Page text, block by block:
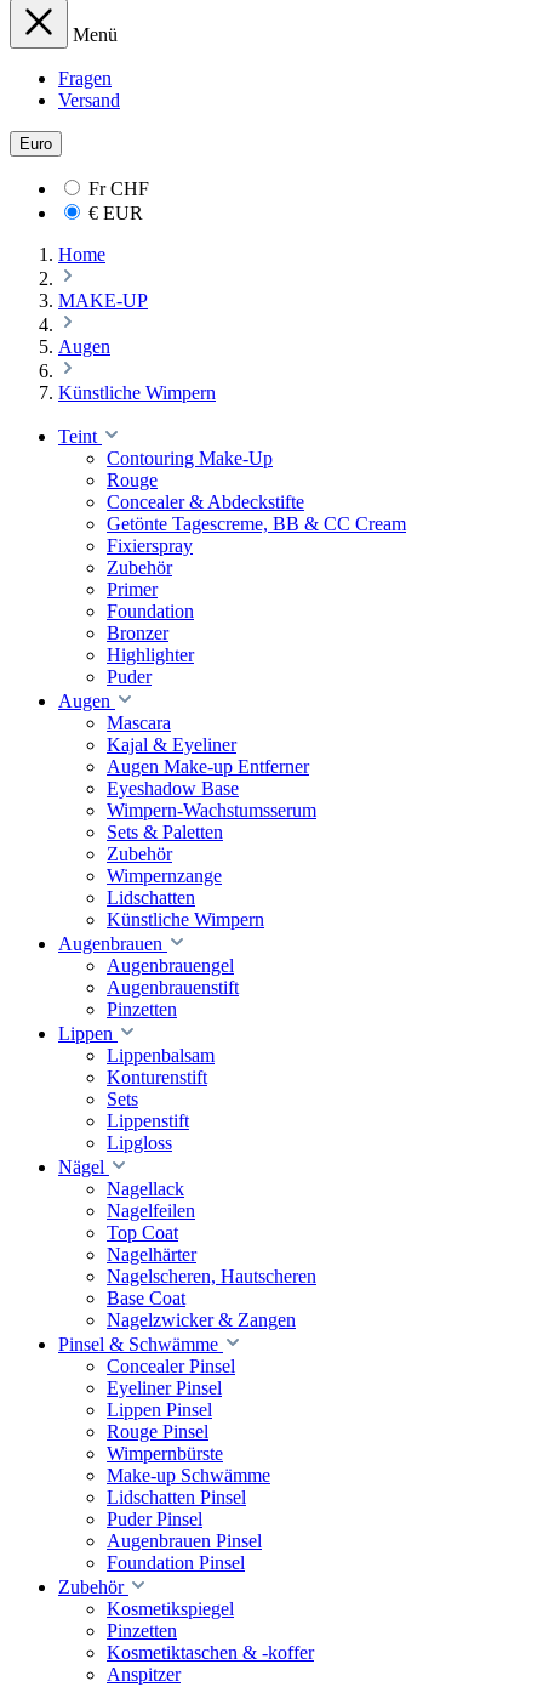
Menü
Fragen
Versand
Euro
FrCHF
€ EUR
Home
MAKE-UP
Augen
Künstliche Wimpern
Teint
Contouring Make-Up
Rouge
Concealer & Abdeckstifte
Getönte Tagescreme, BB & CC Cream
Fixierspray
Zubehör
Primer
Foundation
Bronzer
Highlighter
Puder
Augen
Mascara
Kajal & Eyeliner
Augen Make-up Entferner
Eyeshadow Base
Wimpern-Wachstumsserum
Sets & Paletten
Zubehör
Wimpernzange
Lidschatten
Künstliche Wimpern
Augenbrauen
Augenbrauengel
Augenbrauenstift
Pinzetten
Lippen
Lippenbalsam
Konturenstift
Sets
Lippenstift
Lipgloss
Nägel
Nagellack
Nagelfeilen
Top Coat
Nagelhärter
Nagelscheren, Hautscheren
Base Coat
Nagelzwicker & Zangen
Pinsel & Schwämme
Concealer Pinsel
Eyeliner Pinsel
Lippen Pinsel
Rouge Pinsel
Wimpernbürste
Make-up Schwämme
Lidschatten Pinsel
Puder Pinsel
Augenbrauen Pinsel
Foundation Pinsel
Zubehör
Kosmetikspiegel
Pinzetten
Kosmetiktaschen & -koffer
Anspitzer